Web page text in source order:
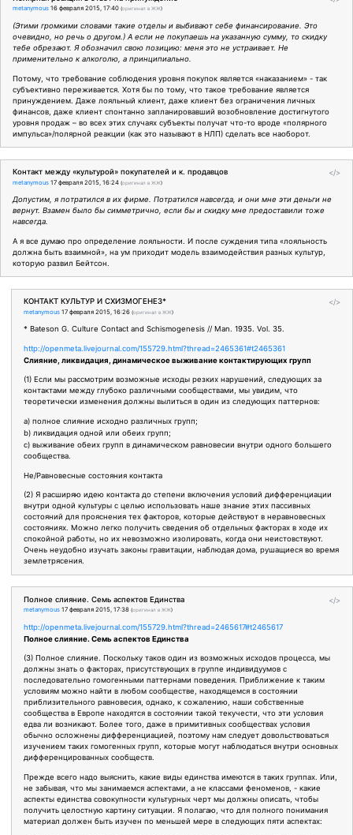
metanymous 16 февраля 2015, 17:40 (оригинал в ЖЖ)
(Этими громкими словами такие отделы и выбивают себе финансирование. Это
очевидно, но речь о другом.) А если не покупаешь на указанную сумму, то скидку
тебе обрезают. Я обозначил свою позицию: меня это не устраивает. Не
применительно к алкоголю, а принципиально.
Потому, что требование соблюдения уровня покупок является «наказанием» - так
субъективно переживается. Хотя бы по тому, что такое требование является
принуждением. Даже лояльный клиент, даже клиент без ограничения личных
финансов, даже клиент спонтанно запланировавший возобновление достигнутого
уровня продаж – во всех этих случаях субъекты получат что-то вроде «полярного
импульса»/полярной реакции (как это называют в НЛП) сделать все наоборот.
</>
Контакт между «культурой» покупателей и к. продавцов
metanymous 17 февраля 2015, 16:24 (оригинал в ЖЖ)
Допустим, я потратился в их фирме. Потратился навсегда, и они мне эти деньги не
вернут. Взамен было бы симметрично, если бы и скидку мне предоставили тоже
навсегда.
А я все думаю про определение лояльности. И после суждения типа «лояльность
должна быть взаимной», на ум приходит модель взаимодействия разных культур,
которую развил Бейтсон.
</>
КОНТАКТ КУЛЬТУР И СХИЗМОГЕНЕЗ*
metanymous 17 февраля 2015, 16:26 (оригинал в ЖЖ)
* Bateson G. Culture Contact and Schismogenesis // Man. 1935. Vol. 35.
http://openmeta.livejournal.com/155729.html?thread=2465361#t2465361
Слияние, ликвидация, динамическое выживание контактирующих групп
(1) Если мы рассмотрим возможные исходы резких нарушений, следующих за
контактами между глубоко различными сообществами, мы увидим, что
теоретически изменения должны вылиться в один из следующих паттернов:
a) полное слияние исходно различных групп;
b) ликвидация одной или обеих групп;
c) выживание обеих групп в динамическом равновесии внутри одного большего
сообщества.
Не/Равновесные состояния контакта
(2) Я расширяю идею контакта до степени включения условий дифференциации
внутри одной культуры с целью использовать наше знание этих пассивных
состояний для прояснения тех факторов, которые действуют в неравновесных
состояниях. Можно легко получить сведения об отдельных факторах в ходе их
спокойной работы, но их невозможно изолировать, когда они неистовствуют.
Очень неудобно изучать законы гравитации, наблюдая дома, рушащиеся во время
землетрясения.
</>
Полное слияние. Семь аспектов Единства
metanymous 17 февраля 2015, 17:38 (оригинал в ЖЖ)
http://openmeta.livejournal.com/155729.html?thread=2465617#t2465617
Полное слияние. Семь аспектов Единства
(3) Полное слияние. Поскольку таков один из возможных исходов процесса, мы
должны знать о факторах, присутствующих в группе индивидуумов с
последовательно гомогенными паттернами поведения. Приближение к таким
условиям можно найти в любом сообществе, находящемся в состоянии
приблизительного равновесия, однако, к сожалению, наши собственные
сообщества в Европе находятся в состоянии такой текучести, что эти условия
едва ли возникают. Более того, даже в примитивных сообществах условия
обычно осложнены дифференциацией, поэтому нам следует довольствоваться
изучением таких гомогенных групп, которые могут наблюдаться внутри основных
дифференцированных сообществ.
Прежде всего надо выяснить, какие виды единства имеются в таких группах. Или,
не забывая, что мы занимаемся аспектами, а не классами феноменов, - какие
аспекты единства совокупности культурных черт мы должны описать, чтобы
получить целостную картину ситуации. Я полагаю, что для полного понимания
материал должен быть изучен по меньшей мере в следующих пяти аспектах: